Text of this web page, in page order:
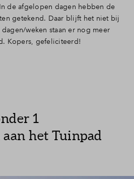
de afgelopen dagen hebben de
getekend. Daar blijft het niet bij
weken staan er nog meer
Kopers, gefeliciteerd!
1
het Tuinpad